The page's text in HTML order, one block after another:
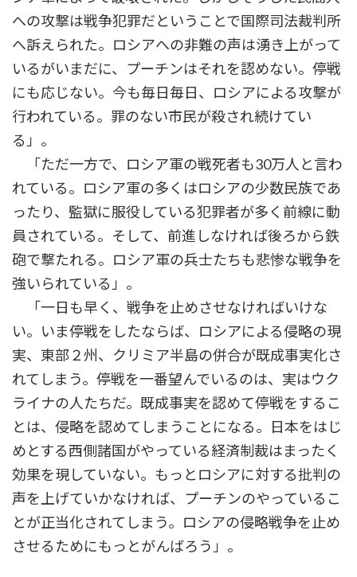
への攻撃は戦争犯罪だということで国際司法裁判所
へ訴えられた。ロシアへの非難の声は湧き上がって
いるがいまだに、プーチンはそれを認めない。停戦
にも応じない。今も毎日毎日、ロシアによる攻撃が
行われている。罪のない市民が殺され続けてい
る」。
「ただ一方で、ロシア軍の戦死者も30万人と言わ
れている。ロシア軍の多くはロシアの少数民族であ
ったり、監獄に服役している犯罪者が多く前線に動
員されている。そして、前進しなければ後ろから鉄
砲で撃たれる。ロシア軍の兵士たちも悲惨な戦争を
強いられている」。
「一日も早く、戦争を止めさせなければいけな
い。いま停戦をしたならば、ロシアによる侵略の現
実、東部２州、クリミア半島の併合が既成事実化さ
れてしまう。停戦を一番望んでいるのは、実はウク
ライナの人たちだ。既成事実を認めて停戦をするこ
とは、侵略を認めてしまうことになる。日本をはじ
めとする西側諸国がやっている経済制裁はまったく
効果を現していない。もっとロシアに対する批判の
声を上げていかなければ、プーチンのやっているこ
とが正当化されてしまう。ロシアの侵略戦争を止め
させるためにもっとがんばろう」。